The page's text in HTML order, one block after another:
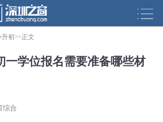
升初>>正文
一学位报名需要准备哪些材
综合